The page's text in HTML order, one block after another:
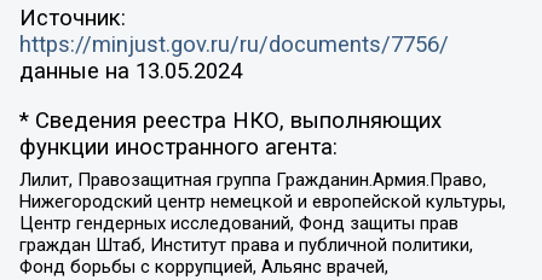
Источник:
https://minjust.gov.ru/ru/documents/7756/
данные на 13.05.2024
* Сведения реестра НКО, выполняющих
функции иностранного агента:
Лилит, Правозащитная группа Гражданин.Армия.Право,
Нижегородский центр немецкой и европейской культуры,
Центр гендерных исследований, Фонд защиты прав
граждан Штаб, Институт права и публичной политики,
Фонд борьбы с коррупцией, Альянс врачей,